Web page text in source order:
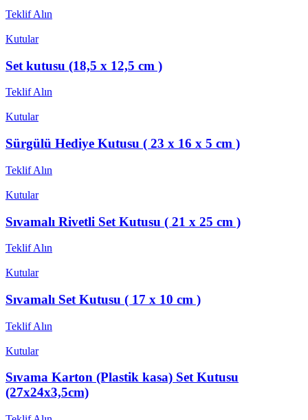
Teklif Alın
Kutular
Set kutusu (18,5 x 12,5 cm )
Teklif Alın
Kutular
Sürgülü Hediye Kutusu ( 23 x 16 x 5 cm )
Teklif Alın
Kutular
Sıvamalı Rivetli Set Kutusu ( 21 x 25 cm )
Teklif Alın
Kutular
Sıvamalı Set Kutusu ( 17 x 10 cm )
Teklif Alın
Kutular
Sıvama Karton (Plastik kasa) Set Kutusu
(27x24x3,5cm)